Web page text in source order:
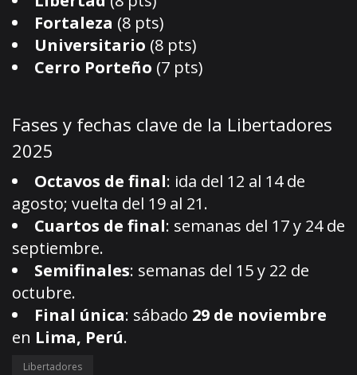
Fortaleza (8 pts)
Universitario (8 pts)
Cerro Porteño (7 pts)
Fases y fechas clave de la Libertadores
2025
Octavos de final: ida del 12 al 14 de
agosto; vuelta del 19 al 21.
Cuartos de final: semanas del 17 y 24 de
septiembre.
Semifinales: semanas del 15 y 22 de
octubre.
Final única: sábado 29 de noviembre
en Lima, Perú.
Libertadores